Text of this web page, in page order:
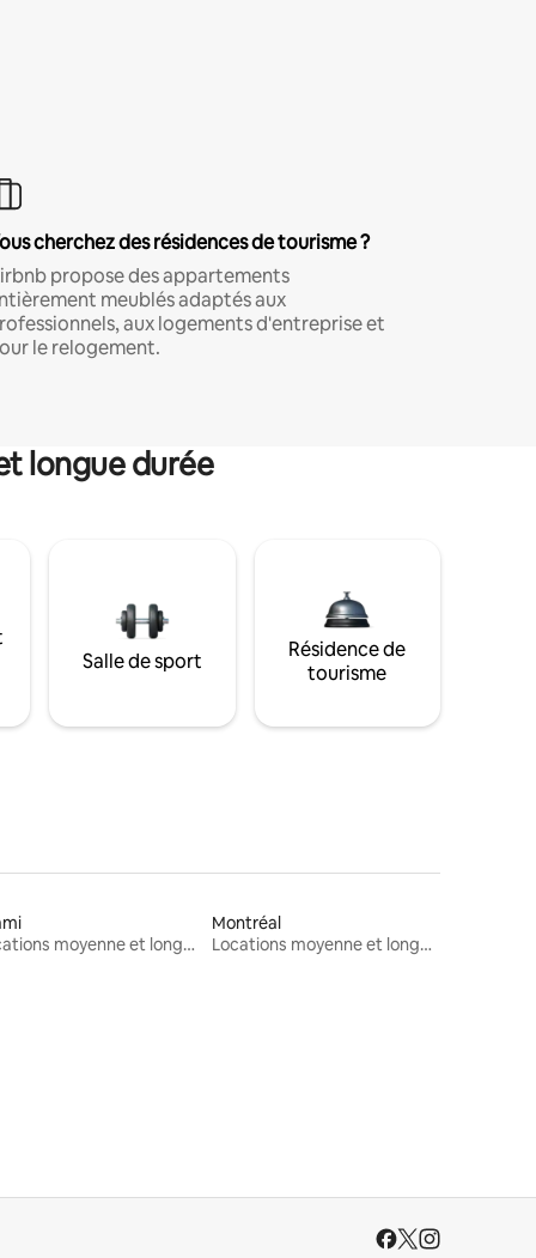
cherchez des résidences de tourisme ?
propose des appartements
meublés adaptés aux
aux logements d'entreprise et
le relogement.
longue durée
Salle de sport
Résidence de
tourisme
Locations moyenne et longue durée
Montréal
Locations moyenne et longue durée